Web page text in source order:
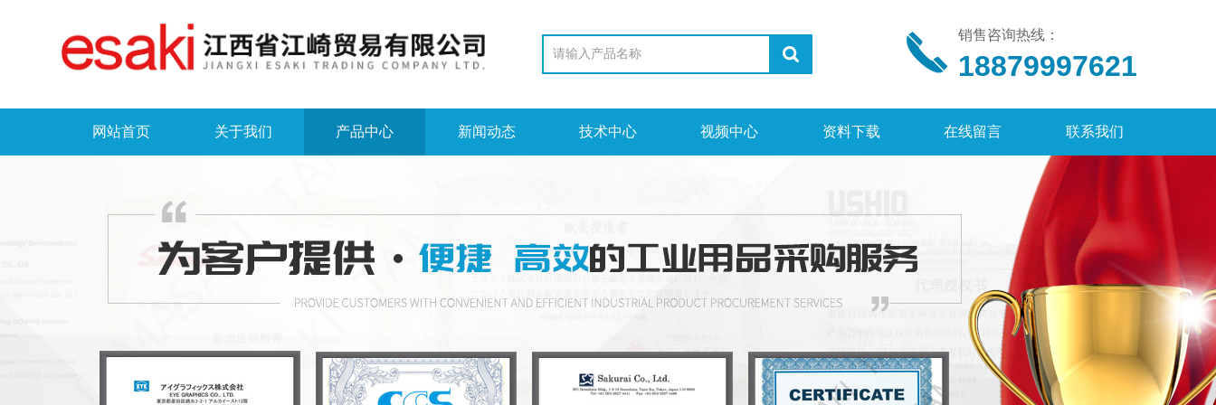
销售咨询热线：
18879997621
网站首页 关于我们 产品中心 新闻动态 技术中心 视频中心 资料下载 在线留言 联系我们